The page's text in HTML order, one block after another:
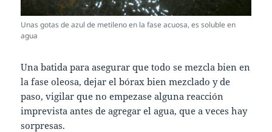
Unas gotas de azul de metileno en la fase acuosa, es soluble en
agua
Una batida para asegurar que todo se mezcla bien en
la fase oleosa, dejar el bórax bien mezclado y de
paso, vigilar que no empezase alguna reacción
imprevista antes de agregar el agua, que a veces hay
sorpresas.